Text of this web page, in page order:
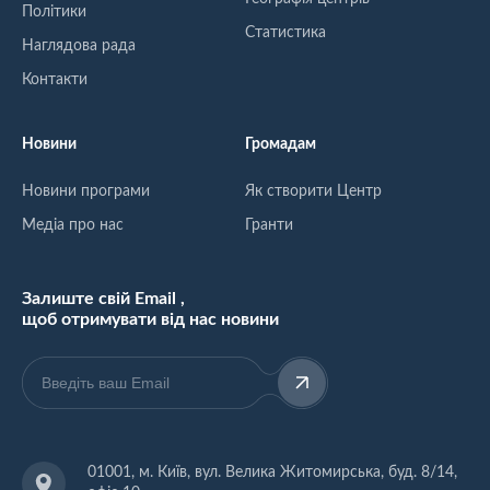
Залиште свій Email ,
щоб отримувати від нас новини
Політики
Наглядова рада
Контакти
Статистика
Новини
Новини програми
Медіа про нас
Громадам
Як створити Центр
Гранти
01001, м. Київ, вул. Велика Житомирська, буд. 8/14,